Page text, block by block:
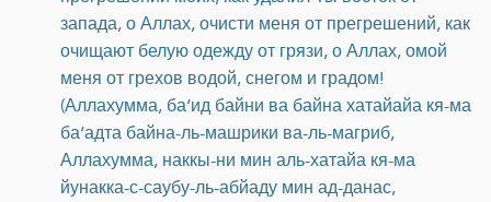
запада, о Аллах, очисти меня от прегрешений, как
очищают белую одежду от грязи, о Аллах, омой
меня от грехов водой, снегом и градом!
(Аллахумма, ба‘ид байни ва байна хатайайа кя-ма
ба‘адта байна-ль-машрики ва-ль-магриб,
Аллахумма, наккы-ни мин аль-хатайа кя-ма
йунакка-с-саубу-ль-абйаду мин ад-данас,